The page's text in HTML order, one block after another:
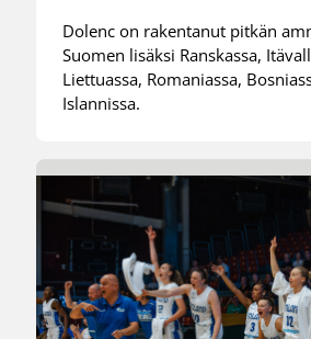
Dolenc on rakentanut pitkän
Suomen lisäksi Ranskassa,
Liettuassa, Romaniassa,
Islannissa.